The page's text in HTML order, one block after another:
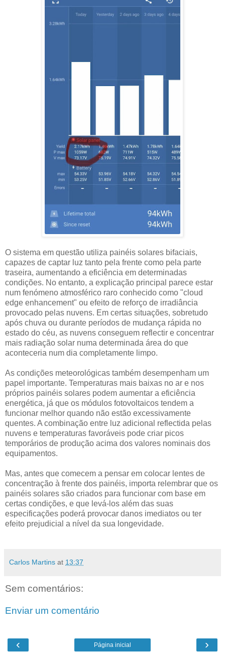
O sistema em questão utiliza painéis solares bifaciais,
capazes de captar luz tanto pela frente como pela parte
traseira, aumentando a eficiência em determinadas
condições. No entanto, a explicação principal parece estar
num fenómeno atmosférico raro conhecido como "cloud
edge enhancement" ou efeito de reforço de irradiância
provocado pelas nuvens. Em certas situações, sobretudo
após chuva ou durante períodos de mudança rápida no
estado do céu, as nuvens conseguem reflectir e concentrar
mais radiação solar numa determinada área do que
aconteceria num dia completamente limpo.
As condições meteorológicas também desempenham um
papel importante. Temperaturas mais baixas no ar e nos
próprios painéis solares podem aumentar a eficiência
energética, já que os módulos fotovoltaicos tendem a
funcionar melhor quando não estão excessivamente
quentes. A combinação entre luz adicional reflectida pelas
nuvens e temperaturas favoráveis pode criar picos
temporários de produção acima dos valores nominais dos
equipamentos.
Mas, antes que comecem a pensar em colocar lentes de
concentração à frente dos painéis, importa relembrar que os
painéis solares são criados para funcionar com base em
certas condições, e que levá-los além das suas
especificações poderá provocar danos imediatos ou ter
efeito prejudicial a nível da sua longevidade.
Carlos Martins at 13:37
Sem comentários:
Enviar um comentário
‹ ›
Página inicial